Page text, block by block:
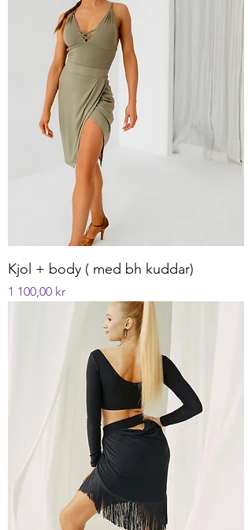
Kjol + body ( med bh kuddar)
Pris
1 100,00 kr